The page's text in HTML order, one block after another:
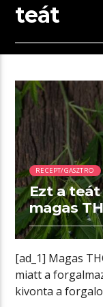
teát
01:06 READ
RECEPT/GASZTRO
Ezt a
magas
[ad_1] Magas
miatt a
kivonta a